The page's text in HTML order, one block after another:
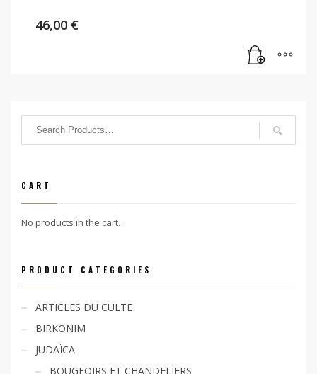
46,00 €
CART
No products in the cart.
PRODUCT CATEGORIES
ARTICLES DU CULTE
BIRKONIM
JUDAÏCA
BOUGEOIRS ET CHANDELIERS